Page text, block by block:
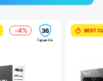
-4% 36
Гарантія
BEST